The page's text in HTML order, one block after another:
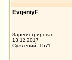
EvgeniyF
Зарегистрирован:
13.12.2017
Суждений: 1571